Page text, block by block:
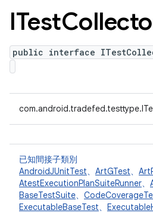
ITest
public interface
已知間接子類別
AndroidJUnitTest、 ArtGTest、
AtestExecutionPlanSuiteRunner、
BaseTestSuite、
ExecutableBaseTest、